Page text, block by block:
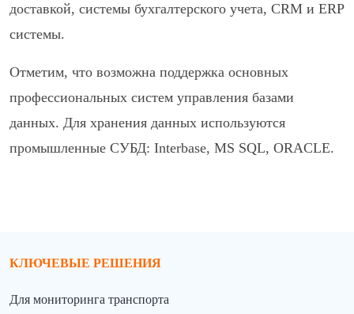
доставкой, системы бухгалтерского учета, CRM и ERP
системы.
Отметим, что возможна поддержка основных
профессиональных систем управления базами
данных. Для хранения данных используются
промышленные СУБД: Interbase, MS SQL, ORACLE.
КЛЮЧЕВЫЕ РЕШЕНИЯ
Для мониторинга транспорта